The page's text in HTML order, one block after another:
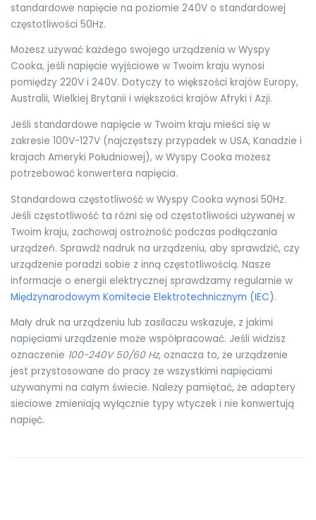
standardowe napięcie na poziomie 240V o standardowej
częstotliwości 50Hz.
Możesz używać każdego swojego urządzenia w Wyspy
Cooka, jeśli napięcie wyjściowe w Twoim kraju wynosi
pomiędzy 220V i 240V. Dotyczy to większości krajów Europy,
Australii, Wielkiej Brytanii i większości krajów Afryki i Azji.
Jeśli standardowe napięcie w Twoim kraju mieści się w
zakresie 100V-127V (najczęstszy przypadek w USA, Kanadzie i
krajach Ameryki Południowej), w Wyspy Cooka możesz
potrzebować konwertera napięcia.
Standardowa częstotliwość w Wyspy Cooka wynosi 50Hz.
Jeśli częstotliwość ta różni się od częstotliwości używanej w
Twoim kraju, zachowaj ostrożność podczas podłączania
urządzeń. Sprawdź nadruk na urządzeniu, aby sprawdzić, czy
urządzenie poradzi sobie z inną częstotliwością. Nasze
informacje o energii elektrycznej sprawdzamy regularnie w
Międzynarodowym Komitecie Elektrotechnicznym (IEC).
Mały druk na urządzeniu lub zasilaczu wskazuje, z jakimi
napięciami urządzenie może współpracować. Jeśli widzisz
oznaczenie 100-240V 50/60 Hz, oznacza to, że urządzenie
jest przystosowane do pracy ze wszystkimi napięciami
używanymi na całym świecie. Należy pamiętać, że adaptery
sieciowe zmieniają wyłącznie typy wtyczek i nie konwertują
napięć.